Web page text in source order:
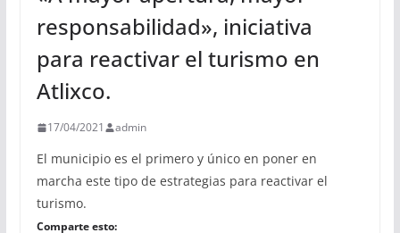
responsabilidad», iniciativa
para reactivar el turismo en
Atlixco.
17/04/2021 admin
El municipio es el primero y único en poner en
marcha este tipo de estrategias para reactivar el
turismo.
Comparte esto: